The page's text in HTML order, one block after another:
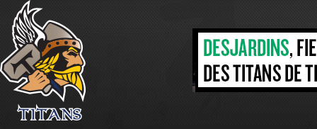
player of the month | Titans de
témiscaming